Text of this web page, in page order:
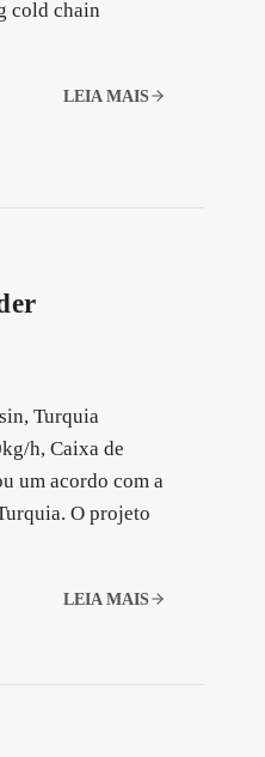
cold chain
LEIA MAIS
Turquia
h, Caixa de
um acordo com a
O projeto
LEIA MAIS